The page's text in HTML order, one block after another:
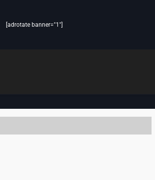
[adrotate banner="1"]